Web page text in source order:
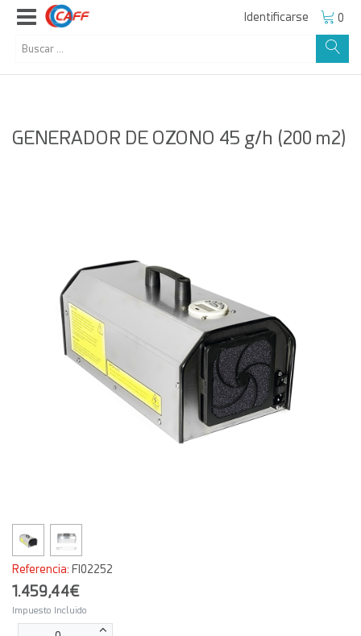
Identificarse 0
GENERADOR DE OZONO 45 g/h (200 m2)
Referencia: FI02252
1.459,44€
Impuesto Incluido